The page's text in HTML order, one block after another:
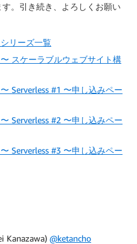
。引き続き、よろしくお願い
リーズ一覧
スケーラブルウェブサイト構
Serverless #1 〜申し込みペー
Serverless #2 〜申し込みペー
Serverless #3 〜申し込みペー
Kanazawa) @ketancho